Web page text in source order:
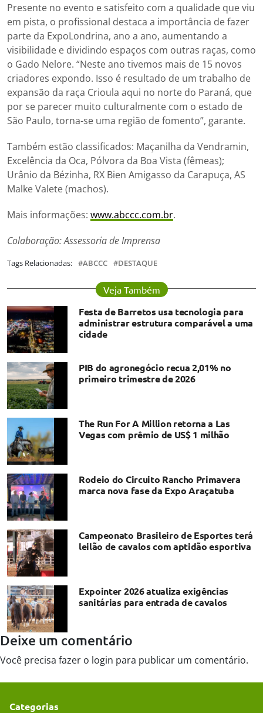
Presente no evento e satisfeito com a qualidade que viu
em pista, o profissional destaca a importância de fazer
parte da ExpoLondrina, ano a ano, aumentando a
visibilidade e dividindo espaços com outras raças, como
o Gado Nelore. “Neste ano tivemos mais de 15 novos
criadores expondo. Isso é resultado de um trabalho de
expansão da raça Crioula aqui no norte do Paraná, que
por se parecer muito culturalmente com o estado de
São Paulo, torna-se uma região de fomento”, garante.
Também estão classificados: Maçanilha da Vendramin,
Excelência da Oca, Pólvora da Boa Vista (fêmeas);
Urânio da Bézinha, RX Bien Amigasso da Carapuça, AS
Malke Valete (machos).
Mais informações: www.abccc.com.br.
Colaboração: Assessoria de Imprensa
Tags Relacionadas: ABCCC DESTAQUE
Veja Também
Festa de Barretos usa tecnologia para
administrar estrutura comparável a uma
cidade
PIB do agronegócio recua 2,01% no
primeiro trimestre de 2026
The Run For A Million retorna a Las
Vegas com prêmio de US$ 1 milhão
Rodeio do Circuito Rancho Primavera
marca nova fase da Expo Araçatuba
Campeonato Brasileiro de Esportes terá
leilão de cavalos com aptidão esportiva
Expointer 2026 atualiza exigências
sanitárias para entrada de cavalos
Deixe um comentário
Você precisa fazer o login para publicar um comentário.
Categorias